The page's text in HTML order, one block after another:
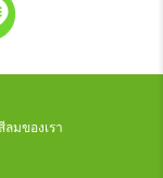
ลมของเรา